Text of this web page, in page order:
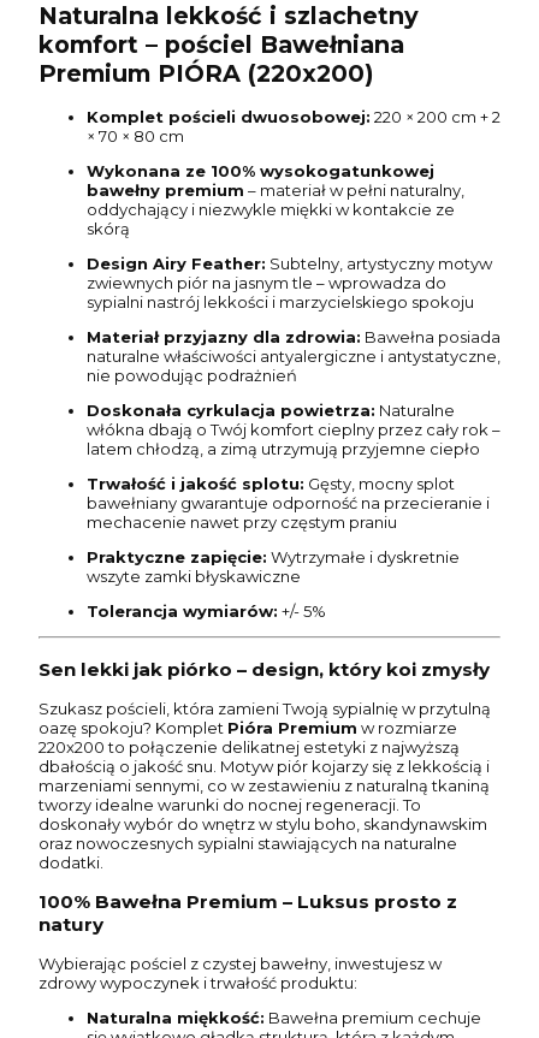
Naturalna lekkość i szlachetny
komfort – pościel Bawełniana
Premium PIÓRA (220x200)
Komplet pościeli dwuosobowej: 220 × 200 cm + 2
× 70 × 80 cm
Wykonana ze 100% wysokogatunkowej
bawełny premium – materiał w pełni naturalny,
oddychający i niezwykle miękki w kontakcie ze
skórą
Design Airy Feather: Subtelny, artystyczny motyw
zwiewnych piór na jasnym tle – wprowadza do
sypialni nastrój lekkości i marzycielskiego spokoju
Materiał przyjazny dla zdrowia: Bawełna posiada
naturalne właściwości antyalergiczne i antystatyczne,
nie powodując podrażnień
Doskonała cyrkulacja powietrza: Naturalne
włókna dbają o Twój komfort cieplny przez cały rok –
latem chłodzą, a zimą utrzymują przyjemne ciepło
Trwałość i jakość splotu: Gęsty, mocny splot
bawełniany gwarantuje odporność na przecieranie i
mechacenie nawet przy częstym praniu
Praktyczne zapięcie: Wytrzymałe i dyskretnie
wszyte zamki błyskawiczne
Tolerancja wymiarów: +/- 5%
Sen lekki jak piórko – design, który koi zmysły
Szukasz pościeli, która zamieni Twoją sypialnię w przytulną
oazę spokoju? Komplet Pióra Premium w rozmiarze
220x200 to połączenie delikatnej estetyki z najwyższą
dbałością o jakość snu. Motyw piór kojarzy się z lekkością i
marzeniami sennymi, co w zestawieniu z naturalną tkaniną
tworzy idealne warunki do nocnej regeneracji. To
doskonały wybór do wnętrz w stylu boho, skandynawskim
oraz nowoczesnych sypialni stawiających na naturalne
dodatki.
100% Bawełna Premium – Luksus prosto z
natury
Wybierając pościel z czystej bawełny, inwestujesz w
zdrowy wypoczynek i trwałość produktu:
Naturalna miękkość: Bawełna premium cechuje